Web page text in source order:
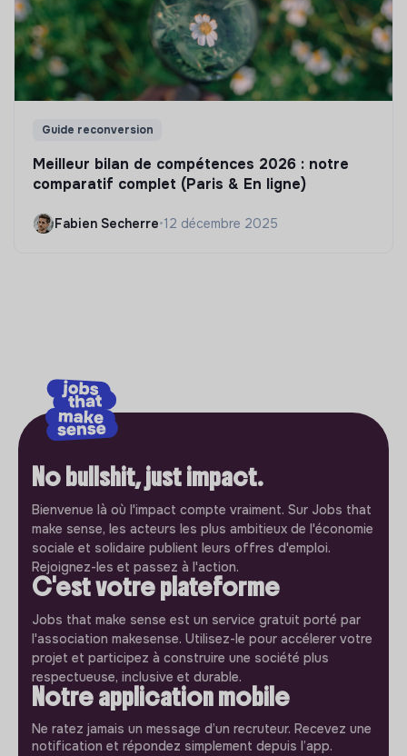
Guide reconversion
Meilleur bilan de compétences 2026 : notre
comparatif complet (Paris & En ligne)
Fabien Secherre•12 décembre 2025
No bullshit, just impact.
Bienvenue là où l'impact compte vraiment. Sur Jobs that
make sense, les acteurs les plus ambitieux de l'économie
sociale et solidaire publient leurs offres d'emploi.
Rejoignez-les et passez à l'action.
C'est votre plateforme
Jobs that make sense est un service gratuit porté par
l'association makesense. Utilisez-le pour accélerer votre
projet et participez à construire une société plus
respectueuse, inclusive et durable.
Notre application mobile
Ne ratez jamais un message d’un recruteur. Recevez une
notification et répondez simplement depuis l’app.